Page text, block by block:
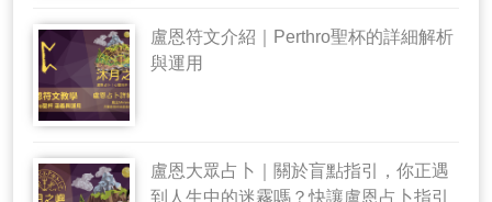
盧恩符文介紹｜Perthro聖杯的詳細解析
與運用
盧恩大眾占卜｜關於盲點指引，你正遇
到人生中的迷霧嗎？快讓盧恩占卜指引